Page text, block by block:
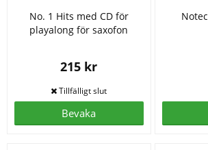
No. 1 Hits med CD för
playalong för saxofon
215 kr
Bevaka